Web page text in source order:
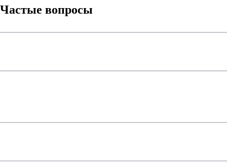
Частые вопросы